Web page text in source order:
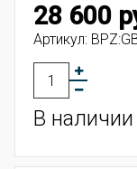
28 600
Артикул:
В наличии